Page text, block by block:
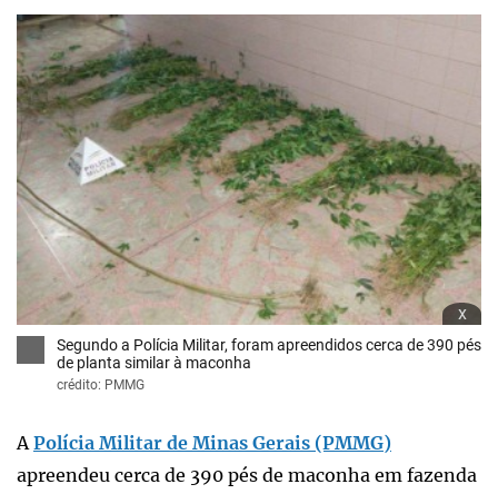
x
Segundo a Polícia Militar, foram apreendidos cerca de 390 pés
de planta similar à maconha
crédito: PMMG
A Polícia Militar de Minas Gerais (PMMG)
apreendeu cerca de 390 pés de maconha em fazenda